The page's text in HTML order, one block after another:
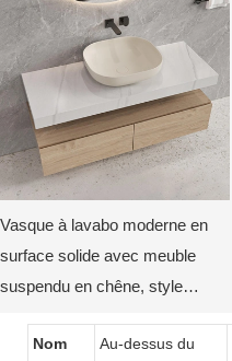
Vasque à lavabo moderne en
surface solide avec meuble
suspendu en chêne, style
Nom
Au-dessus du